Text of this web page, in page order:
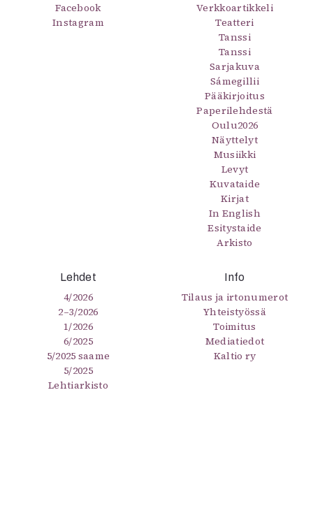
Facebook
Instagram
Verkkoartikkeli
Teatteri
Tanssi
Tanssi
Sarjakuva
Sámegillii
Pääkirjoitus
Paperilehdestä
Oulu2026
Näyttelyt
Musiikki
Levyt
Kuvataide
Kirjat
In English
Esitystaide
Arkisto
Lehdet
4/2026
2–3/2026
1/2026
6/2025
5/2025 saame
5/2025
Lehtiarkisto
Info
Tilaus ja irtonumerot
Yhteistyössä
Toimitus
Mediatiedot
Kaltio ry